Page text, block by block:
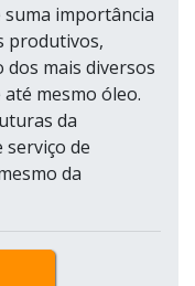
importância
produtivos,
mais diversos
mesmo óleo.
da
de
da